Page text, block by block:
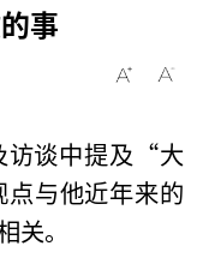
事
访谈中提及“大
与他近年来的
。